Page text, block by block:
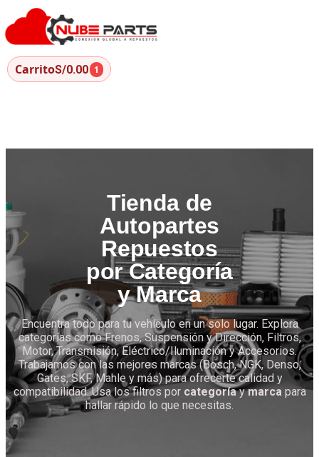
CarritoS/0.00 1
Tienda de
Autopartes
Repuestos
por Categoría
y Marca
Encuentra todo para tu vehículo en un solo lugar. Explora
categorías como Frenos, Suspensión y Dirección, Filtros,
Motor, Transmisión, Eléctrico/Iluminación y Accesorios.
Trabajamos con las mejores marcas (Bosch, NGK, Denso,
Gates, SKF, Mahle y más) para ofrecerte calidad y
compatibilidad. Usa los filtros por categoríaymarcapara
hallar rápido lo que necesitas.